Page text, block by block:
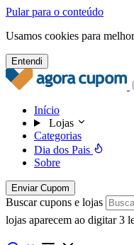
Pular para o conteúdo
Usamos cookies para
Entendi
Início
Lojas
Categorias
Dia dos Pais
Sobre
Enviar Cupom
Buscar cupons e lojas
lojas aparecem ao digitar 3